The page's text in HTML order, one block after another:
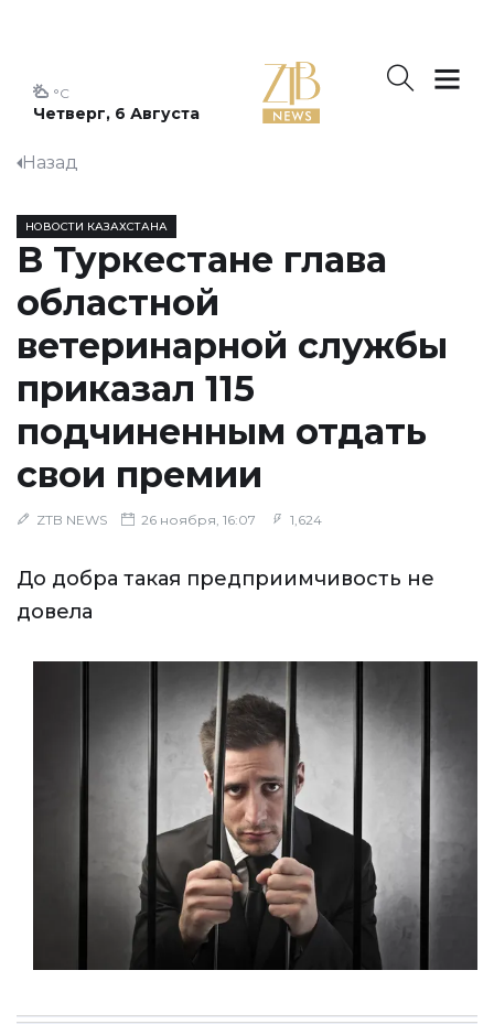
Четверг, 6 Августа
°C
Назад
НОВОСТИ КАЗАХСТАНА
В Туркестане глава
областной
ветеринарной службы
приказал 115
подчиненным отдать
свои премии
ZTB NEWS 26 ноября, 16:07 1,624
До добра такая предприимчивость не
довела